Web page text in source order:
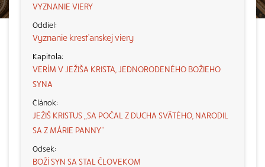
VYZNANIE VIERY
Vyznanie kresťanskej viery
VERÍM V JEŽIŠA KRISTA, JEDNORODENÉHO BOŽIEHO
SYNA
JEŽIŠ KRISTUS „SA POČAL Z DUCHA SVÄTÉHO, NARODIL
SA Z MÁRIE PANNY“
BOŽÍ SYN SA STAL ČLOVEKOM